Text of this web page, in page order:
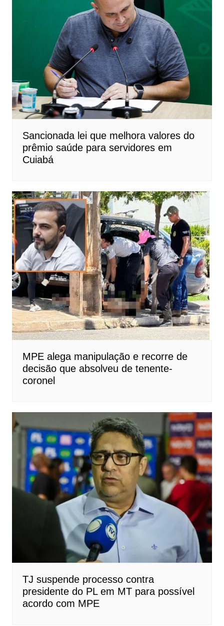
Sancionada lei que melhora valores do
prêmio saúde para servidores em
Cuiabá
MPE alega manipulação e recorre de
decisão que absolveu de tenente-
coronel
TJ suspende processo contra
presidente do PL em MT para possível
acordo com MPE